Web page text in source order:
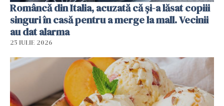
Româncă din Italia, acuzată că și-a lăsat copiii
singuri în casă pentru a merge la mall. Vecinii
au dat alarma
25 IULIE 2026